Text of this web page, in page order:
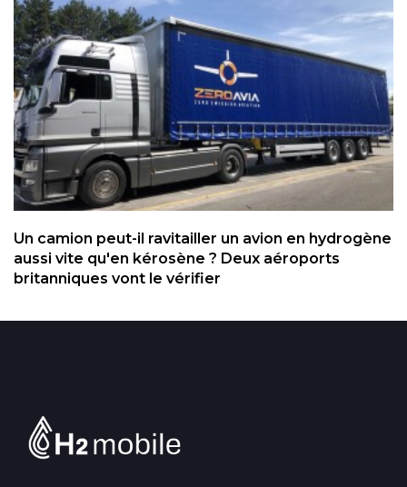
Un camion peut-il ravitailler un avion en hydrogène
aussi vite qu'en kérosène ? Deux aéroports
britanniques vont le vérifier